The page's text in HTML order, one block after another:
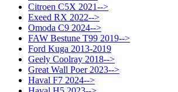
Citroen C5X 2021-->
Exeed RX 2022-->
Omoda C9 2024-->
FAW Bestune T99 2019-->
Ford Kuga 2013-2019
Geely Coolray 2018-->
Great Wall Poer 2023-->
Haval F7 2024-->